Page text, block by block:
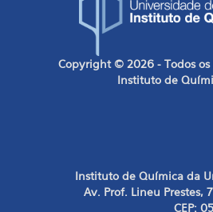
Copyright © 2026 - Todos os
Instituto de
Instituto de Química da
Av. Prof. Lineu Prestes,
CEP: